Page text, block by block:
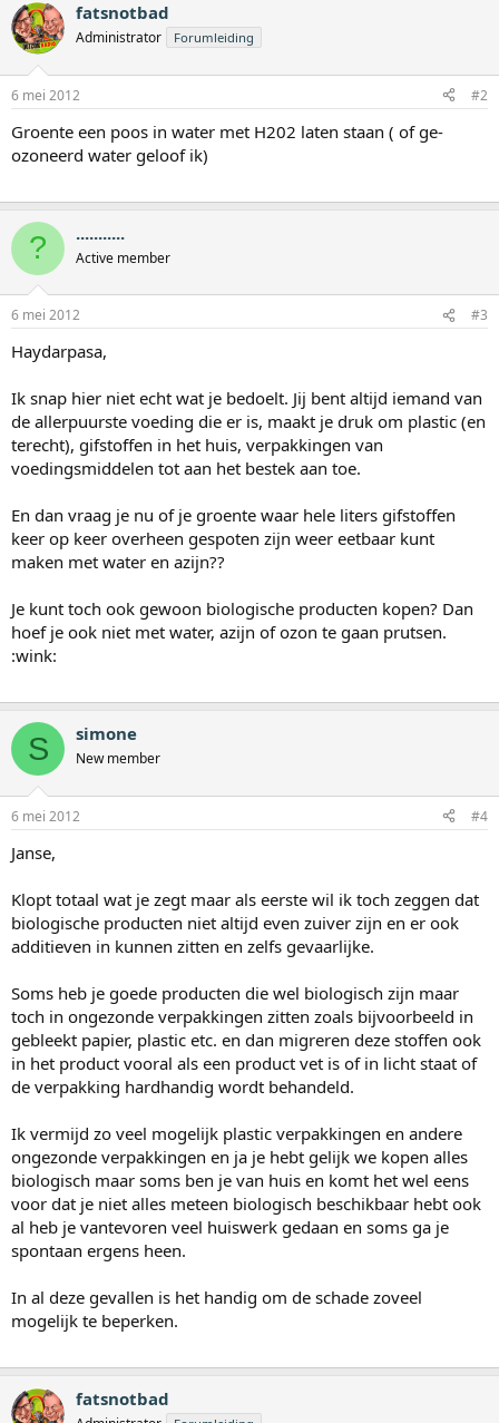
fatsnotbad
Administrator Forumleiding
6 mei 2012 #2
Groente een poos in water met H202 laten staan ( of ge-
ozoneerd water geloof ik)
? ...........
Active member
6 mei 2012 #3
Haydarpasa,
Ik snap hier niet echt wat je bedoelt. Jij bent altijd iemand van
de allerpuurste voeding die er is, maakt je druk om plastic (en
terecht), gifstoffen in het huis, verpakkingen van
voedingsmiddelen tot aan het bestek aan toe.
En dan vraag je nu of je groente waar hele liters gifstoffen
keer op keer overheen gespoten zijn weer eetbaar kunt
maken met water en azijn??
Je kunt toch ook gewoon biologische producten kopen? Dan
hoef je ook niet met water, azijn of ozon te gaan prutsen.
:wink:
S simone
New member
6 mei 2012 #4
Janse,
Klopt totaal wat je zegt maar als eerste wil ik toch zeggen dat
biologische producten niet altijd even zuiver zijn en er ook
additieven in kunnen zitten en zelfs gevaarlijke.
Soms heb je goede producten die wel biologisch zijn maar
toch in ongezonde verpakkingen zitten zoals bijvoorbeeld in
gebleekt papier, plastic etc. en dan migreren deze stoffen ook
in het product vooral als een product vet is of in licht staat of
de verpakking hardhandig wordt behandeld.
Ik vermijd zo veel mogelijk plastic verpakkingen en andere
ongezonde verpakkingen en ja je hebt gelijk we kopen alles
biologisch maar soms ben je van huis en komt het wel eens
voor dat je niet alles meteen biologisch beschikbaar hebt ook
al heb je vantevoren veel huiswerk gedaan en soms ga je
spontaan ergens heen.
In al deze gevallen is het handig om de schade zoveel
mogelijk te beperken.
fatsnotbad